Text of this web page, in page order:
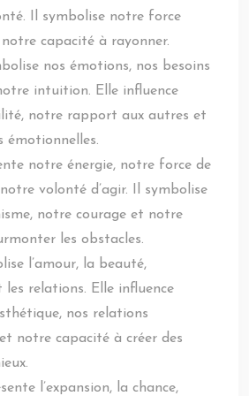
Il symbolise notre force
capacité à rayonner.
nos émotions, nos besoins
intuition. Elle influence
notre rapport aux autres et
émotionnelles.
notre énergie, notre force de
volonté d’agir. Il symbolise
notre courage et notre
les obstacles.
l’amour, la beauté,
les relations. Elle influence
nos relations
notre capacité à créer des
l’expansion, la chance,